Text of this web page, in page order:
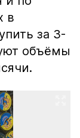
в
за 3-
объёмы